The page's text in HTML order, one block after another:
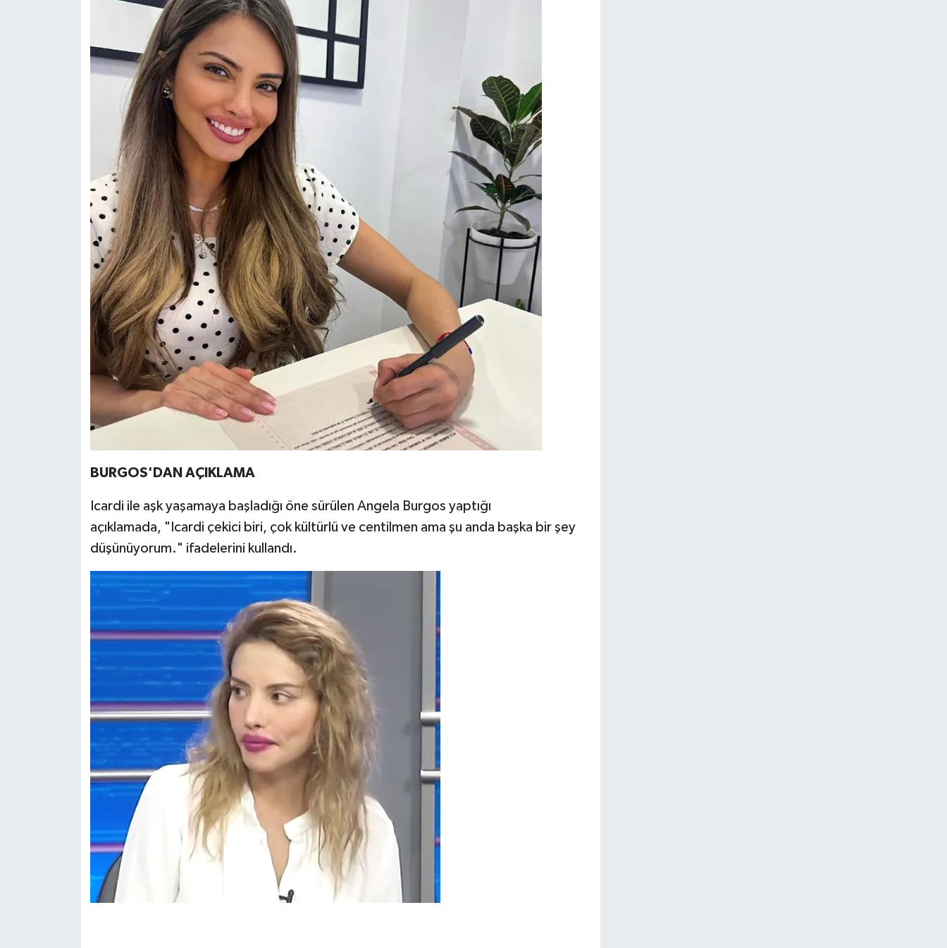
BURGOS'DAN AÇIKLAMA
Icardi ile aşk yaşamaya başladığı öne sürülen Angela Burgos yaptığı
açıklamada, "Icardi çekici biri, çok kültürlü ve centilmen ama şu anda başka bir şey
düşünüyorum." ifadelerini kullandı.